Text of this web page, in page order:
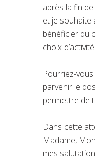
après la fin
et je souhaite
bénéficier du
choix d’activité.
Pourriez-
parvenir le
permettre de
Dans cette
Madame,
mes